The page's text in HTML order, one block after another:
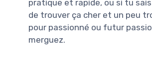
pratique et rapide, ou si tu
de trouver ça cher et un peu
pour passionné ou futur
merguez.